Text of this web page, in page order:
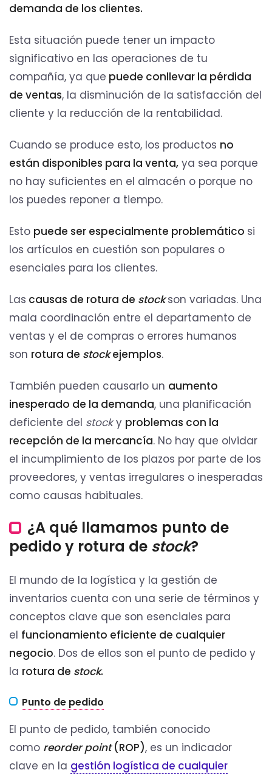
demanda de los clientes.
Esta situación puede tener un impacto
significativo en las operaciones de tu
compañía, ya que puede conllevar la pérdida
de ventas, la disminución de la satisfacción del
cliente y la reducción de la rentabilidad.
Cuando se produce esto, los productos no
están disponibles para la venta, ya sea porque
no hay suficientes en el almacén o porque no
los puedes reponer a tiempo.
Esto puede ser especialmente problemático si
los artículos en cuestión son populares o
esenciales para los clientes.
Las causas de rotura de stockson variadas. Una
mala coordinación entre el departamento de
ventas y el de compras o errores humanos
son rotura de stockejemplos.
También pueden causarlo un aumento
inesperado de la demanda, una planificación
deficiente del stocky problemas con la
recepción de la mercancía. No hay que olvidar
el incumplimiento de los plazos por parte de los
proveedores, y ventas irregulares o inesperadas
como causas habituales.
¿A qué llamamos punto de
pedido y rotura de stock?
El mundo de la logística y la gestión de
inventarios cuenta con una serie de términos y
conceptos clave que son esenciales para
el funcionamiento eficiente de cualquier
negocio. Dos de ellos son el punto de pedido y
la rotura de stock.
Punto de pedido
El punto de pedido, también conocido
como reorder point(ROP), es un indicador
clave en la gestión logística de cualquier